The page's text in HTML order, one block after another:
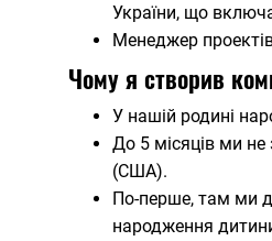
України, що
Менеджер
Чому я створив
У нашій родині
До 5 місяців ми не
(США).
По-перше, там ми
народження